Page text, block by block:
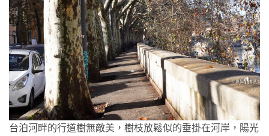
台泊河畔的行道樹無敵美，樹枝放鬆似的垂掛在河岸，陽光